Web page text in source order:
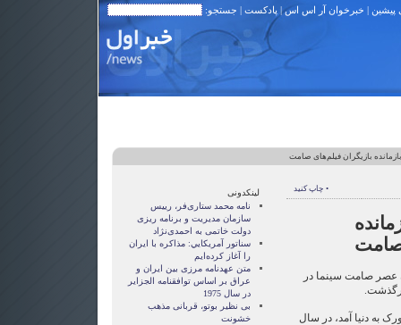
پیشین | خبرخوان آر اس اس| پادکست | جستجو:
بازیگران فیلم‌های صامت
• چاپ کنید
صامت
عصر صامت سینما در
سال 1910 در نیویورک به دنیا آمد، در سال
لینکدونی
نامه محمد ستاری‌فر، رییس
سازمان مدیریت و برنامه ریزی
دولت خاتمی به احمدی‌نژاد
سناتور آمريکايي: مذاکره با ايران
را آغاز کرده‌ايم
متن عهدنامه مرزى بين ايران و
عراق بر اساس توافقنامه الجزاير
در سال 1975
بی نظیر بوتو، قربانی مذهب
خشونت